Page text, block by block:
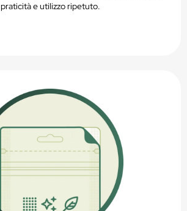
praticità e utilizzo ripetuto.